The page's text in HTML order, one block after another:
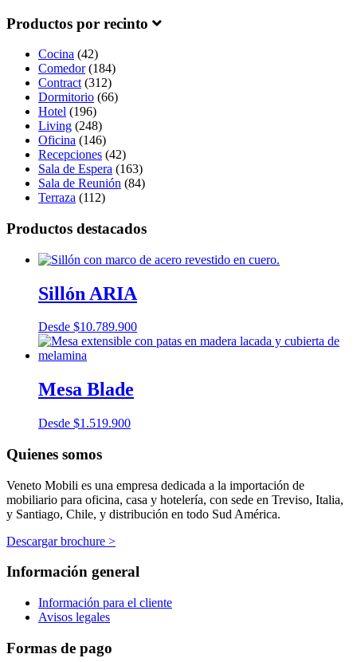
Productos por recinto
Cocina (42)
Comedor(184)
Contract (312)
Dormitorio (66)
Hotel (196)
Living (248)
Oficina (146)
Recepciones (42)
Sala de Espera (163)
Sala de Reunión (84)
Terraza (112)
Productos destacados
Sillón ARIA
Desde $10.789.900
Mesa Blade
Desde $1.519.900
Quienes somos
Veneto Mobili es una empresa dedicada a la importación de
mobiliario para oficina, casa y hotelería, con sede en Treviso, Italia,
y Santiago, Chile, y distribución en todo Sud América.
Descargar brochure >
Información general
Información para el cliente
Avisos legales
Formas de pago